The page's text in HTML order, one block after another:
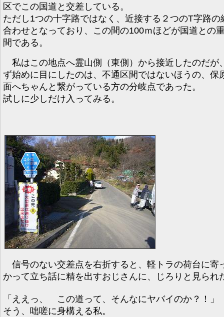
区でこの国道と交差している。
ただし1つの十字路ではなく、近接する２つのT字路の
合わせとなっており、この間の100ｍほどが国道との
間である。
私はこの地点へ霊山側（東側）から接近したのだが
ず始めに目にしたのは、不通区間ではないほうの、保
面へちゃんと繋がっている方の分岐点であった。
試しに少しだけ入ってみる。
信号のない交差点を右折すると、軽トラの荷台に寄
かって立ち話に精を出すおじさんに、じろりと見られ
「ええっ、 この道って、そんなにヤバイのか？！」
そう、咄嗟に身構える私。